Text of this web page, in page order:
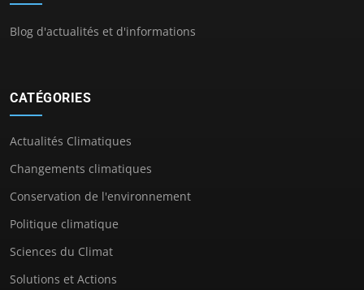
Blog d'actualités et d'informations
CATÉGORIES
Actualités Climatiques
Changements climatiques
Conservation de l'environnement
Politique climatique
Sciences du Climat
Solutions et Actions